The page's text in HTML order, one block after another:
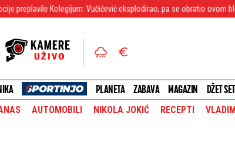
Vučićević eksplodirao, pa se obratio ovom blokaderu - Kako
PLANETA ZABAVA MAGAZIN DŽET SET
AUTOMOBILI NIKOLA JOKIĆ RECEPTI